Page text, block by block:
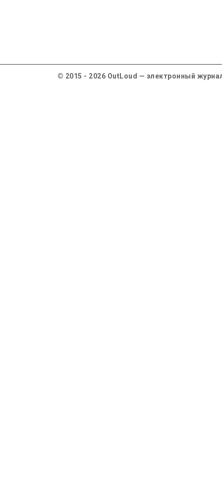
© 2015 - 2026 OutLoud — электронный